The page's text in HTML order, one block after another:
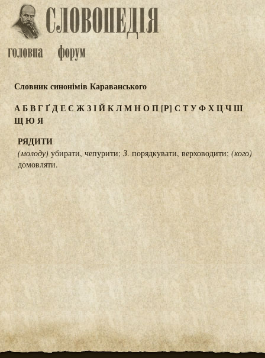
Словник синонімів Караванського
АБВГҐДЕЄ ЖЗІЙКЛМНОП[Р] С ТУФХЦЧШ
ЩЮ Я
РЯДИТИ
(молоду)убирати, чепурити;З. порядкувати, верховодити; (кого)
домовляти.